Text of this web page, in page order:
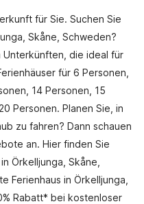
für Sie. Suchen Sie
Skåne, Schweden?
Unterkünften, die ideal für
für 6 Personen,
14 Personen, 15
Personen. Planen Sie, in
zu fahren? Dann schauen
an. Hier finden Sie
Örkelljunga, Skåne,
Ferienhaus in Örkelljunga,
Rabatt* bei kostenloser